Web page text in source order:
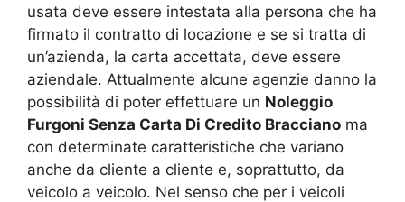
usata deve essere intestata alla persona che ha
firmato il contratto di locazione e se si tratta di
un’azienda, la carta accettata, deve essere
aziendale. Attualmente alcune agenzie danno la
possibilità di poter effettuare un Noleggio
Furgoni Senza Carta Di Credito Bracciano ma
con determinate caratteristiche che variano
anche da cliente a cliente e, soprattutto, da
veicolo a veicolo. Nel senso che per i veicoli